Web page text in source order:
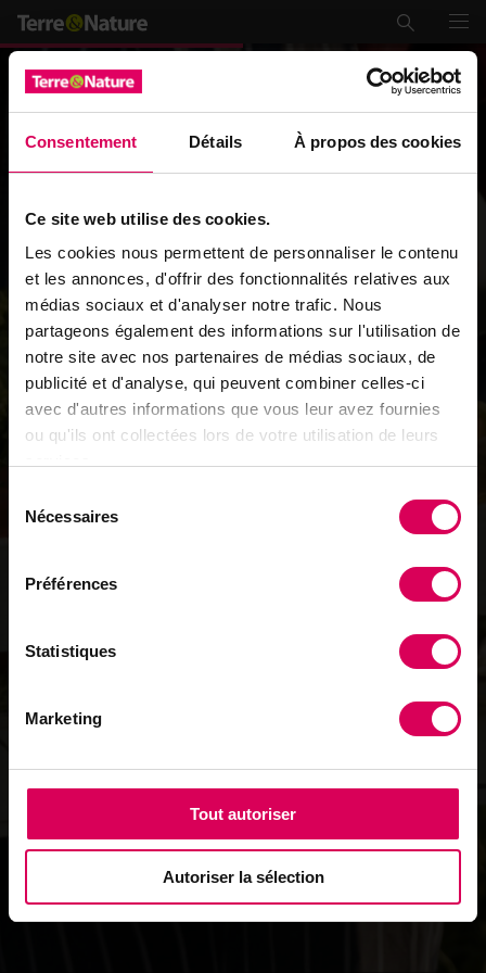
Consentement Détails À propos des cookies
Ce site web utilise des cookies.
Les cookies nous permettent de personnaliser le contenu
et les annonces, d'offrir des fonctionnalités relatives aux
médias sociaux et d'analyser notre trafic. Nous
partageons également des informations sur l'utilisation de
notre site avec nos partenaires de médias sociaux, de
publicité et d'analyse, qui peuvent combiner celles-ci
avec d'autres informations que vous leur avez fournies
ou qu'ils ont collectées lors de votre utilisation de leurs
Nécessaires
Préférences
Statistiques
Marketing
Tout autoriser
Autoriser la sélection